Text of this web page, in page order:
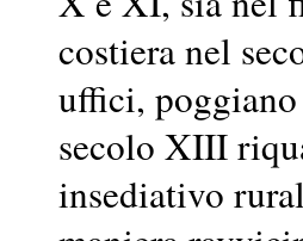
costiera nel
uffici, poggiano
secolo XIII
insediativo